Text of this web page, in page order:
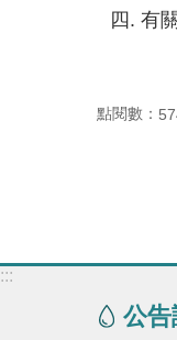
有
點閱數：
:::
公